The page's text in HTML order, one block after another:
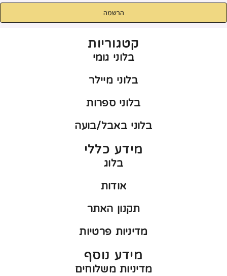
הרשמה
קטגוריות
בלוני גומי
בלוני מיילר
בלוני ספרות
בלוני באבל/בועה
מידע כללי
בלוג
אודות
תקנון האתר
מדיניות פרטיות
מידע נוסף
מדיניות משלוחים